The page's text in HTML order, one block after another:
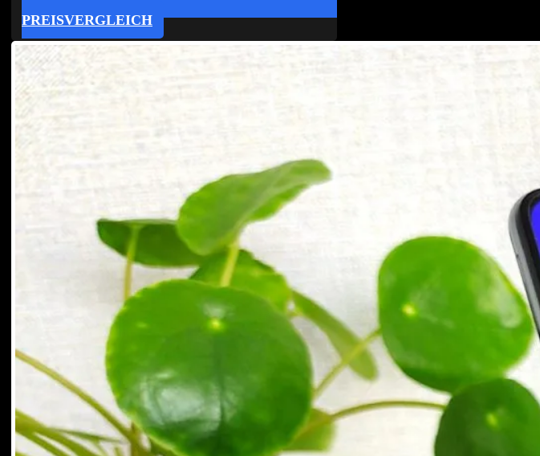
PREISVERGLEICH